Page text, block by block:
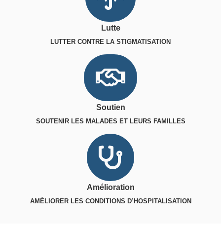
Lutte
LUTTER CONTRE LA STIGMATISATION
Soutien
SOUTENIR LES MALADES ET LEURS FAMILLES
Amélioration
AMÉLIORER LES CONDITIONS D’HOSPITALISATION